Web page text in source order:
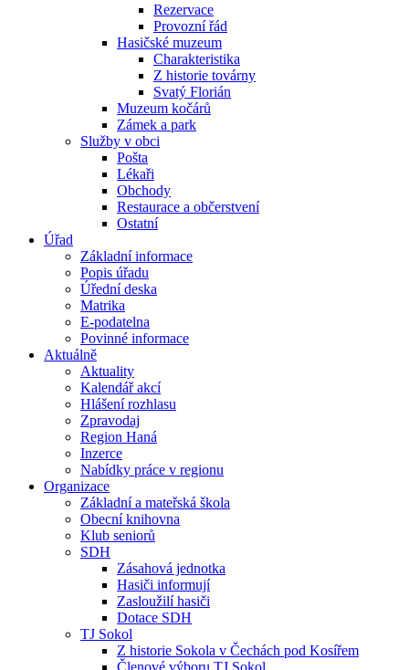
Rezervace
Provozní řád
Hasičské muzeum
Charakteristika
Z historie továrny
Svatý Florián
Muzeum kočárů
Zámek a park
Služby v obci
Pošta
Lékaři
Obchody
Restaurace a občerstvení
Ostatní
Úřad
Základní informace
Popis úřadu
Úřední deska
Matrika
E-podatelna
Povinné informace
Aktuálně
Aktuality
Kalendář akcí
Hlášení rozhlasu
Zpravodaj
Region Haná
Inzerce
Nabídky práce v regionu
Organizace
Základní a mateřská škola
Obecní knihovna
Klub seniorů
SDH
Zásahová jednotka
Hasiči informují
Zasloužilí hasiči
Dotace SDH
TJ Sokol
Z historie Sokola v Čechách pod Kosířem
Členové výboru TJ Sokol